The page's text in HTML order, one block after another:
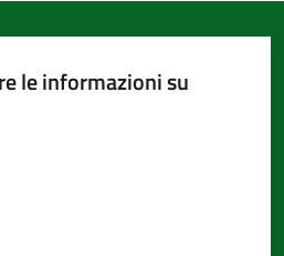
le informazioni su